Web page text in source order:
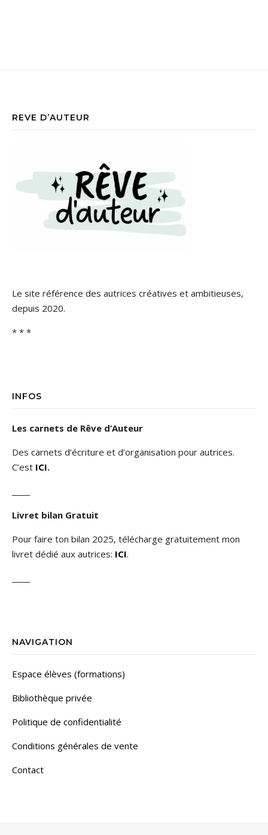
REVE D’AUTEUR
Le site référence des autrices créatives et ambitieuses,
depuis 2020.
* * *
INFOS
Les carnets de Rêve d’Auteur
Des carnets d’écriture et d’organisation pour autrices.
C’est ICI.
Livret bilan Gratuit
Pour faire ton bilan 2025, télécharge gratuitement mon
livret dédié aux autrices: ICI.
NAVIGATION
Espace élèves (formations)
Bibliothèque privée
Politique de confidentialité
Conditions générales de vente
Contact